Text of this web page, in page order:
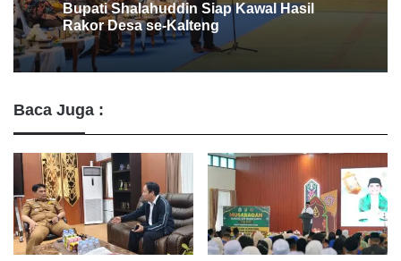
Barito Utara Kaji Tiru Inovasi Unggulan
Pemkab Bantul
Baca Juga :